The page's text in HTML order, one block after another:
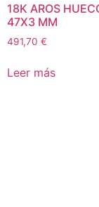
18K AROS
47X3 MM
491,70 €
Leer más